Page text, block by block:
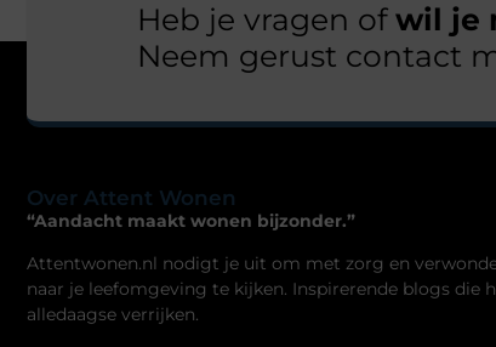
Heb je vragen ofwil je
Neem gerust contact
Over Attent Wonen
“Aandacht maakt wonen bijzonder.”
Attentwonen.nl nodigt je uit om met zorg en
naar je leefomgeving te kijken. Inspirerende blogs die
alledaagse verrijken.